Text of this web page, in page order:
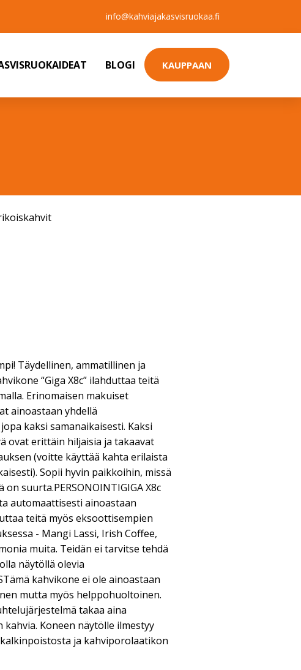
info@kahviajakasvisruokaa.fi
BLOGI KAUPPAAN
Täydellinen, ammatillinen ja
“Giga X8c” ilahduttaa teitä
Erinomaisen makuiset
ainoastaan yhdellä
kaksi samanaikaisesti. Kaksi
ovat erittäin hiljaisia ja takaavat
(voitte käyttää kahta erilaista
Sopii hyvin paikkoihin, missä
suurta.PERSONOINTIGIGA X8c
automaattisesti ainoastaan
teitä myös eksoottisempien
- Mangi Lassi, Irish Coffee,
muita. Teidän ei tarvitse tehdä
näytöllä olevia
kahvikone ei ole ainoastaan
mutta myös helppohuoltoinen.
takaa aina
Koneen näytölle ilmestyy
ja kahviporolaatikon